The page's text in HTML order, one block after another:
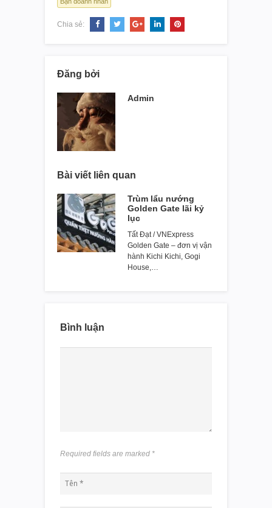
Chia sẻ:
Đăng bởi
Admin
Bài viết liên quan
Trùm lẩu nướng
Golden Gate lãi kỷ
lục
Tất Đạt / VNExpress
Golden Gate – đơn vị vận
hành Kichi Kichi, Gogi
House,…
Bình luận
Required fields are marked *